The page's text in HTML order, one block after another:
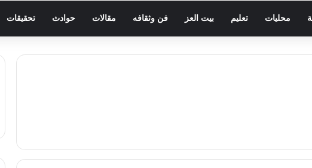
محليات تعليم بيت العز فن وثقافه مقالات حوادث تحقيقات